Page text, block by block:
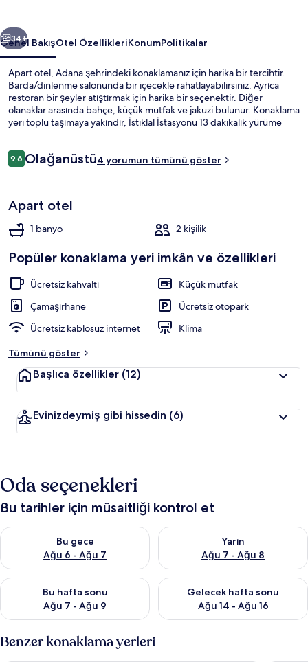
Sonraki
34+
Genel BakışOtel ÖzellikleriKonumPolitikalar
Apart otel, Adana şehrindeki konaklamanız için harika bir tercihtir.
Barda/dinlenme salonunda bir içecekle rahatlayabilirsiniz. Ayrıca
restoran bir şeyler atıştırmak için harika bir seçenektir. Diğer
olanaklar arasında bahçe, küçük mutfak ve jakuzi bulunur. Konaklama
yeri toplu taşımaya yakındır, İstiklal İstasyonu 13 dakikalık yürüme
Yorumlar
9,69,6/10
Olağanüstü4 yorumun tümünü göster
Apart otel
1 banyo 2 kişilik
Popüler konaklama yeri imkân ve özellikleri
Ücretsiz kahvaltı
Küçük mutfak
Çamaşırhane
Ücretsiz otopark
Ücretsiz kablosuz internet
Klima
Tümünü göster
Başlıca özellikler (12)
Evinizdeymiş gibi hissedin (6)
Oda seçenekleri
Bu tarihler için müsaitliği kontrol et
Bu gece
Ağu 6 - Ağu 7
Bu gece için müsaitliği kontrol et Ağu 6 - Ağu 7
Yarın
Ağu 7 - Ağu 8
Yarın için müsaitliği kontrol
Bu hafta sonu
Ağu 7 - Ağu 9
Bu hafta sonu için müsaitliği kontrol et Ağu 7 - Ağu 9
Gelecek hafta sonu
Ağu 14 - Ağu 16
Önümüzdeki hafta sonu için
Benzer konaklama yerleri